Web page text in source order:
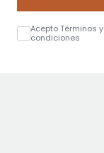
Acepto Términos y
condiciones